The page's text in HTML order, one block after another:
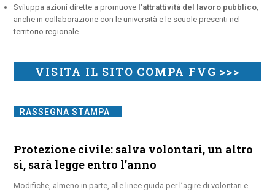
Sviluppa azioni dirette a promuove l’attrattività del lavoro pubblico
anche in collaborazione con le università e le scuole presenti nel
territorio regionale.
VISITA IL SITO COMPA FVG >>>
RASSEGNA STAMPA
Protezione civile: salva volontari, un altro
sì, sarà legge entro l’anno
Modifiche, almeno in parte, alle linee guida per l’agire di volontari e